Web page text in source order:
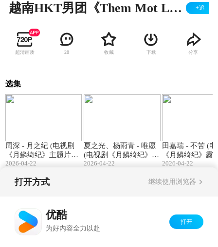
越南HKT男团《Them Mot Lan Dau》【MV《错错错》越南语版】 +追
超清画质 28 收藏 下载 分享
选集
周深 - 月之纪 (电视剧
《月鳞绮纪》主题片尾
曲)
2026-04-22
夏之光、杨雨青 - 唯愿
(电视剧《月鳞绮纪》小
唯·篇章曲)
2026-04-22
田嘉瑞 - 不苦 (
《月鳞绮纪》露
灵 命定曲)男声版
2026-04-22
打开方式 继续使用浏览器
优酷
为好内容全力以赴
打开